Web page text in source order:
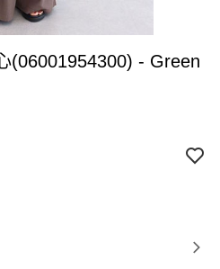
(06001954300) - Green